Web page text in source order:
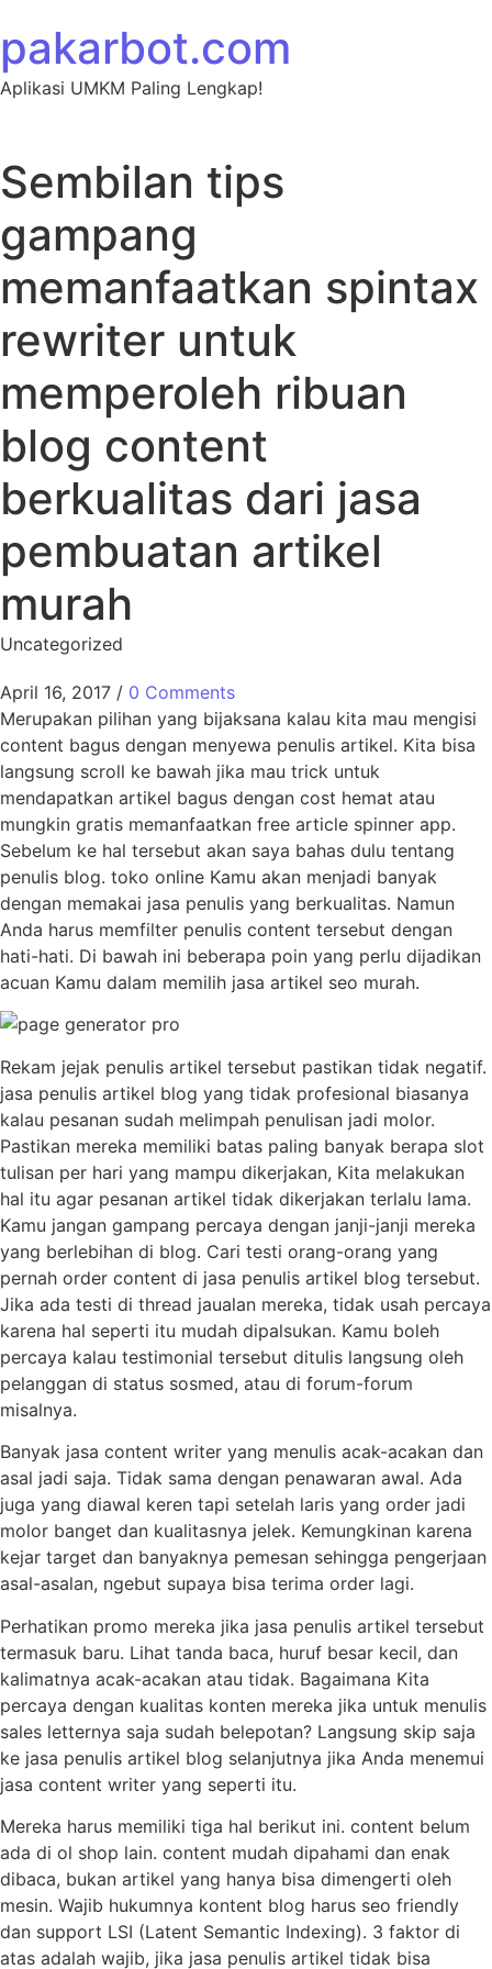
pakarbot.com
Aplikasi UMKM Paling Lengkap!
Sembilan tips
gampang
memanfaatkan spintax
rewriter untuk
memperoleh ribuan
blog content
berkualitas dari jasa
pembuatan artikel
murah
Uncategorized
April 16, 2017 / 0 Comments
Merupakan pilihan yang bijaksana kalau kita mau mengisi
content bagus dengan menyewa penulis artikel. Kita bisa
langsung scroll ke bawah jika mau trick untuk
mendapatkan artikel bagus dengan cost hemat atau
mungkin gratis memanfaatkan free article spinner app.
Sebelum ke hal tersebut akan saya bahas dulu tentang
penulis blog. toko online Kamu akan menjadi banyak
dengan memakai jasa penulis yang berkualitas. Namun
Anda harus memfilter penulis content tersebut dengan
hati-hati. Di bawah ini beberapa poin yang perlu dijadikan
acuan Kamu dalam memilih jasa artikel seo murah.
Rekam jejak penulis artikel tersebut pastikan tidak negatif.
jasa penulis artikel blog yang tidak profesional biasanya
kalau pesanan sudah melimpah penulisan jadi molor.
Pastikan mereka memiliki batas paling banyak berapa slot
tulisan per hari yang mampu dikerjakan, Kita melakukan
hal itu agar pesanan artikel tidak dikerjakan terlalu lama.
Kamu jangan gampang percaya dengan janji-janji mereka
yang berlebihan di blog. Cari testi orang-orang yang
pernah order content di jasa penulis artikel blog tersebut.
Jika ada testi di thread jaualan mereka, tidak usah percaya
karena hal seperti itu mudah dipalsukan. Kamu boleh
percaya kalau testimonial tersebut ditulis langsung oleh
pelanggan di status sosmed, atau di forum-forum
misalnya.
Banyak jasa content writer yang menulis acak-acakan dan
asal jadi saja. Tidak sama dengan penawaran awal. Ada
juga yang diawal keren tapi setelah laris yang order jadi
molor banget dan kualitasnya jelek. Kemungkinan karena
kejar target dan banyaknya pemesan sehingga pengerjaan
asal-asalan, ngebut supaya bisa terima order lagi.
Perhatikan promo mereka jika jasa penulis artikel tersebut
termasuk baru. Lihat tanda baca, huruf besar kecil, dan
kalimatnya acak-acakan atau tidak. Bagaimana Kita
percaya dengan kualitas konten mereka jika untuk menulis
sales letternya saja sudah belepotan? Langsung skip saja
ke jasa penulis artikel blog selanjutnya jika Anda menemui
jasa content writer yang seperti itu.
Mereka harus memiliki tiga hal berikut ini. content belum
ada di ol shop lain. content mudah dipahami dan enak
dibaca, bukan artikel yang hanya bisa dimengerti oleh
mesin. Wajib hukumnya kontent blog harus seo friendly
dan support LSI (Latent Semantic Indexing). 3 faktor di
atas adalah wajib, jika jasa penulis artikel tidak bisa